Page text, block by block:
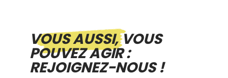
VOUS AUSSI, VOUS
POUVEZ AGIR :
REJOIGNEZ-NOUS !